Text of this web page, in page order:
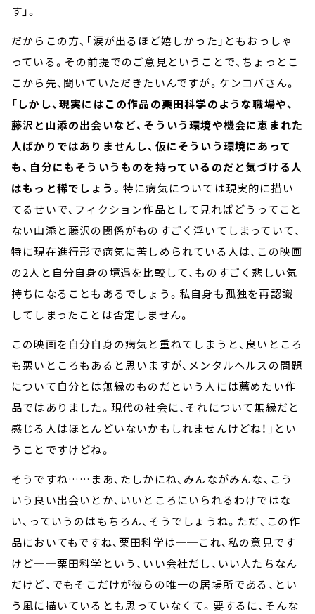
す」。
だからこの方、「涙が出るほど嬉しかった」ともおっしゃ
っている。その前提でのご意見ということで、ちょっとこ
こから先、聞いていただきたいんですが。ケンコバさん。
「しかし、現実にはこの作品の栗田科学のような職場や、
藤沢と山添の出会いなど、そういう環境や機会に恵まれた
人ばかりではありませんし、仮にそういう環境にあって
も、自分にもそういうものを持っているのだと気づける人
はもっと稀でしょう。 特に病気については現実的に描い
てるせいで、フィクション作品として見ればどうってこと
ない山添と藤沢の関係がものすごく浮いてしまっていて、
特に現在進行形で病気に苦しめられている人は、この映画
の2人と自分自身の境遇を比較して、ものすごく悲しい気
持ちになることもあるでしょう。私自身も孤独を再認識
してしまったことは否定しません。
この映画を自分自身の病気と重ねてしまうと、良いところ
も悪いところもあると思いますが、メンタルヘルスの問題
について自分とは無縁のものだという人には薦めたい作
品ではありました。現代の社会に、それについて無縁だと
感じる人はほとんどいないかもしれませんけどね！」とい
うことですけどね。
そうですね……まあ、たしかにね、みんながみんな、こう
いう良い出会いとか、いいところにいられるわけではな
い、っていうのはもちろん、そうでしょうね。ただ、この作
品においてもですね、栗田科学は──これ、私の意見です
けど──栗田科学という、いい会社だし、いい人たちなん
だけど、でもそこだけが彼らの唯一の居場所である、とい
う風に描いているとも思っていなくて。要するに、そんな